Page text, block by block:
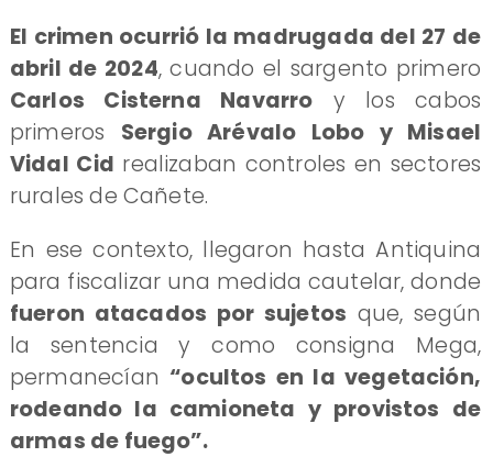
El crimen ocurrió la madrugada del 27 de
abril de 2024, cuando el sargento primero
Carlos Cisterna Navarro y los cabos
primeros Sergio Arévalo Lobo y Misael
Vidal Cid realizaban controles en sectores
rurales de Cañete.
En ese contexto, llegaron hasta Antiquina
para fiscalizar una medida cautelar, donde
fueron atacados por sujetos que, según
la sentencia y como consigna Mega,
permanecían “ocultos en la vegetación,
rodeando la camioneta y provistos de
armas de fuego”.